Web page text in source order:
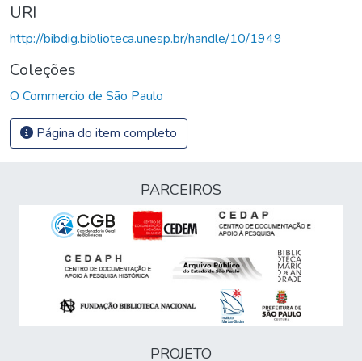
URI
http://bibdig.biblioteca.unesp.br/handle/10/1949
Coleções
O Commercio de São Paulo
Página do item completo
PARCEIROS
PROJETO